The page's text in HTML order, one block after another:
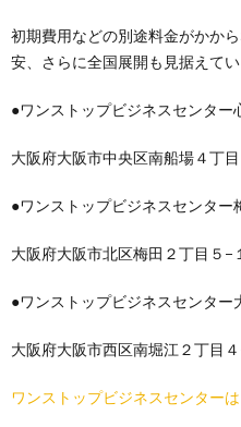
初期費用などの別途料金がかか
安、さらに全国展開も見据えてい
●ワンストップビジネスセンター
大阪府大阪市中央区南船場４丁
●ワンストップビジネスセンター
大阪府大阪市北区梅田２丁目５−
●ワンストップビジネスセンター
大阪府大阪市西区南堀江２丁目
ワンストップビジネスセンター